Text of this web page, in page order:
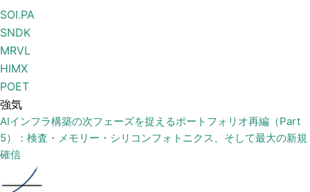
SOI.PA
SNDK
MRVL
HIMX
POET
強気
AIインフラ構築の次フェーズを捉えるポートフォリオ再編（Part
5）：検査・メモリー・シリコンフォトニクス、そして最大の新規
確信